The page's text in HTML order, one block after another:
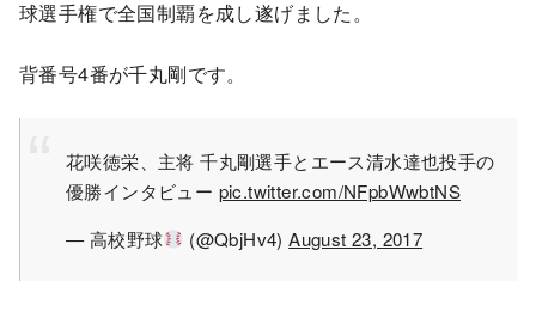
球選手権で全国制覇を成し遂げました。
背番号4番が千丸剛です。
花咲徳栄、主将 千丸剛選手とエース清水達也投手の
優勝インタビュー pic.twitter.com/NFpbWwbtNS
— 高校野球
(@QbjHv4)August 23, 2017